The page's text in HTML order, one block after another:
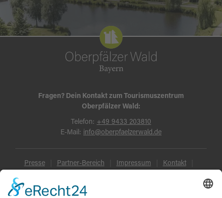
Fragen? Dein Kontakt zum Tourismuszentrum
Oberpfälzer Wald:
Telefon: +49 9433 203810
E-Mail: info@oberpfaelzerwald.de
Presse Partner-Bereich Impressum Kontakt
Datenschutz